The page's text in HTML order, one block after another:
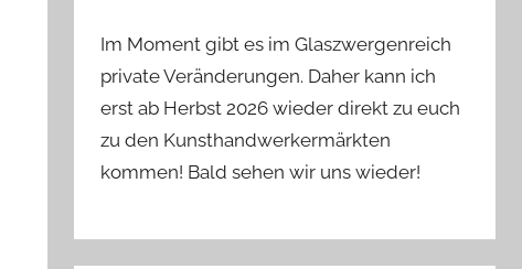
Im Moment gibt es im Glaszwergenreich
private Veränderungen. Daher kann ich
erst ab Herbst 2026 wieder direkt zu euch
zu den Kunsthandwerkermärkten
kommen! Bald sehen wir uns wieder!